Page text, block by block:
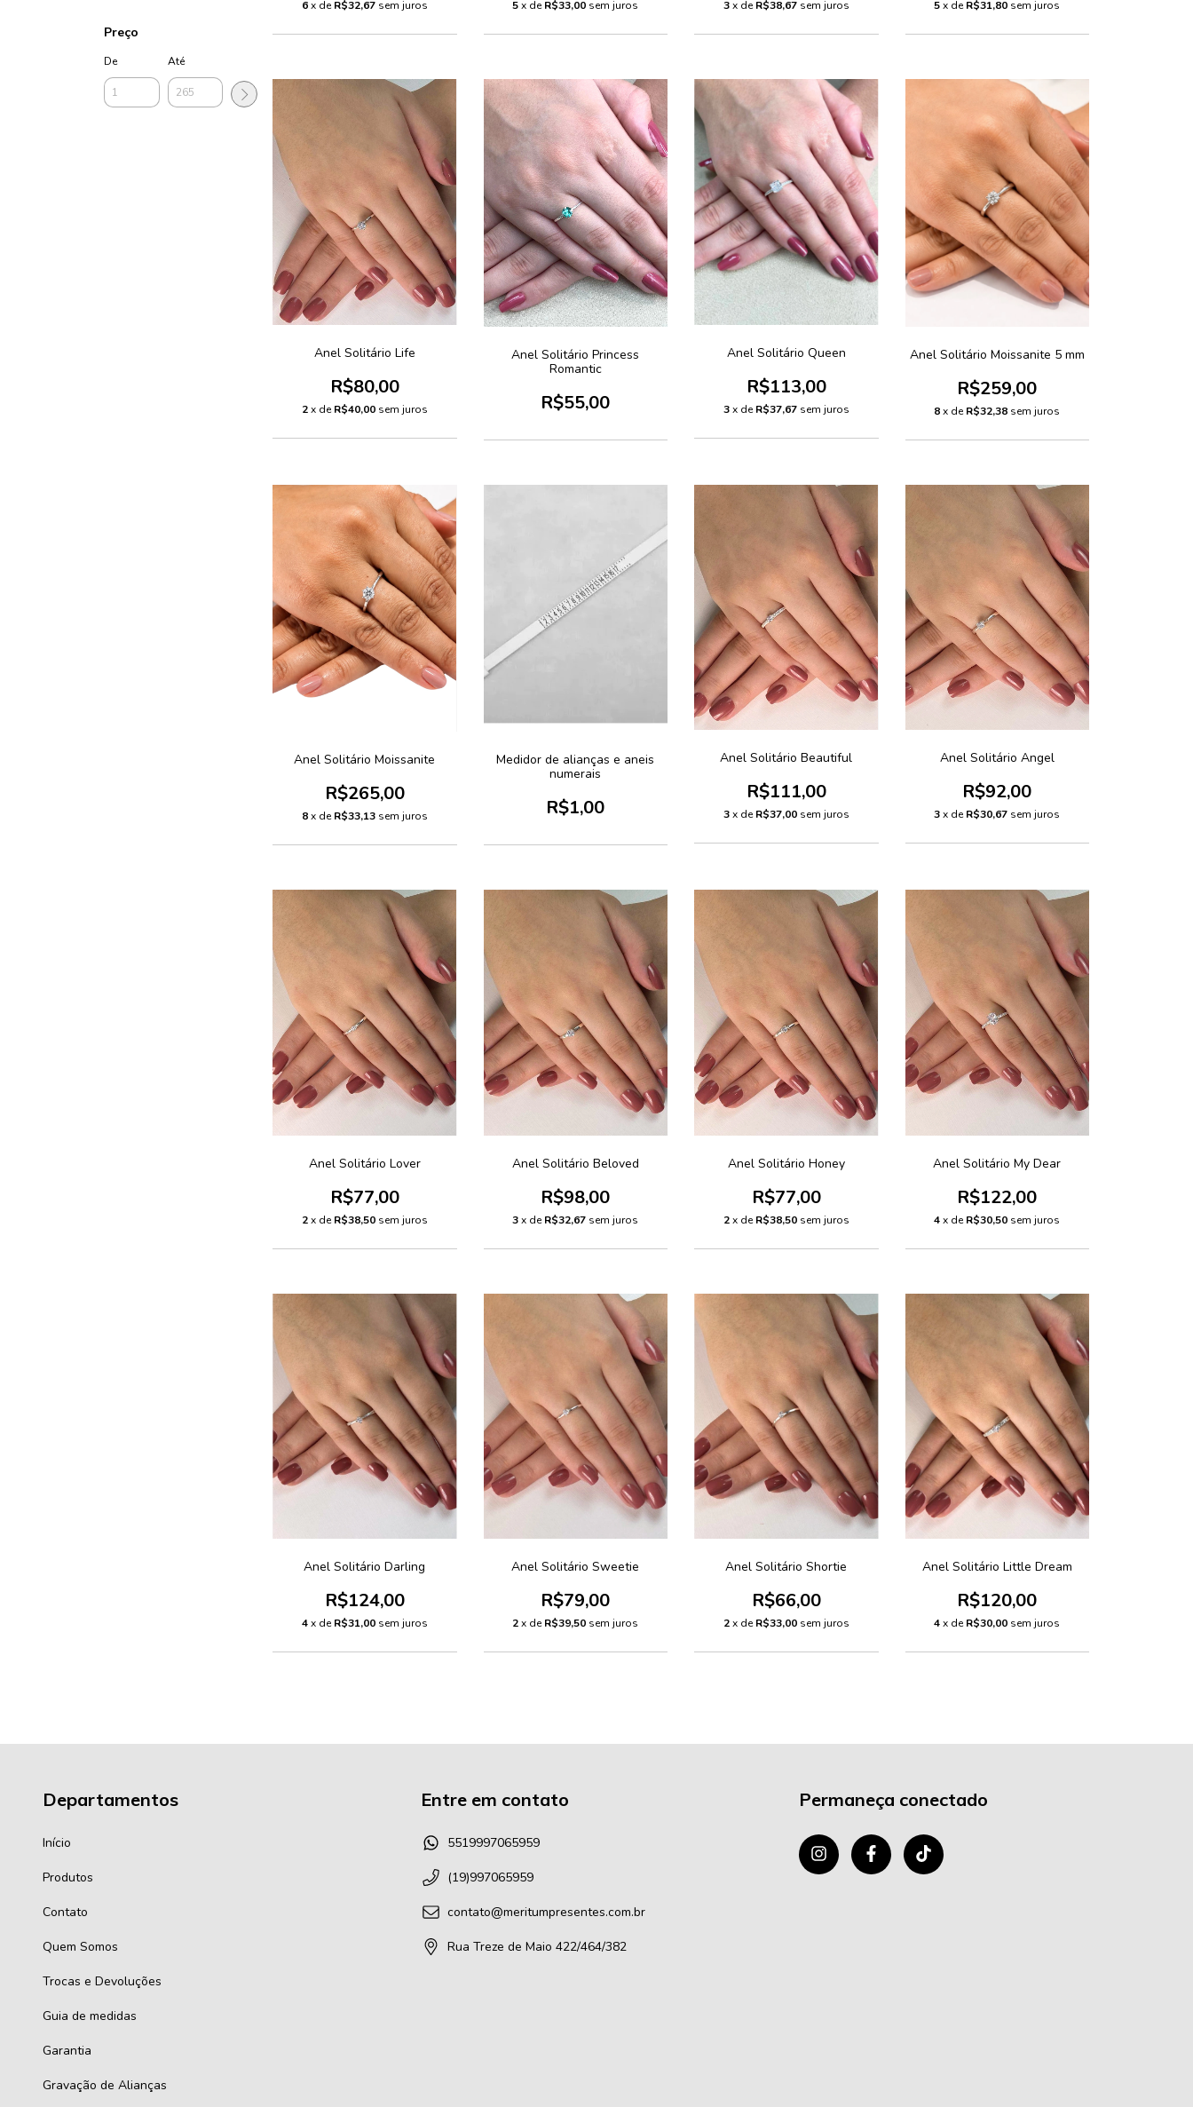
Preço
De Até
6 x deR$32,67 sem juros 5 x deR$33,00 sem juros 3 x deR$38,67 sem juros 5 x deR$31,80 sem juros
Anel Solitário Life
R$80,00
2 x deR$40,00 sem juros
Anel Solitário Princess
Romantic
R$55,00
Anel Solitário Queen
R$113,00
3 x deR$37,67 sem juros
Anel Solitário Moissanite 5 mm
R$259,00
8 x deR$32,38 sem juros
Anel Solitário Moissanite
R$265,00
8 x deR$33,13 sem juros
Medidor de alianças e aneis
numerais
R$1,00
Anel Solitário Beautiful
R$111,00
3 x deR$37,00 sem juros
Anel Solitário Angel
R$92,00
3 x deR$30,67 sem juros
Anel Solitário Lover
R$77,00
2 x deR$38,50 sem juros
Anel Solitário Beloved
R$98,00
3 x deR$32,67 sem juros
Anel Solitário Honey
R$77,00
2 x deR$38,50 sem juros
Anel Solitário My Dear
R$122,00
4 x deR$30,50 sem juros
Anel Solitário Darling
R$124,00
4 x deR$31,00 sem juros
Anel Solitário Sweetie
R$79,00
2 x deR$39,50 sem juros
Anel Solitário Shortie
R$66,00
2 x deR$33,00 sem juros
Anel Solitário Little Dream
R$120,00
4 x deR$30,00 sem juros
Departamentos
Início
Produtos
Contato
Quem Somos
Trocas e Devoluções
Guia de medidas
Garantia
Gravação de Alianças
Entre em contato
5519997065959
(19)997065959
contato@meritumpresentes.com.br
Rua Treze de Maio 422/464/382
Permaneça conectado